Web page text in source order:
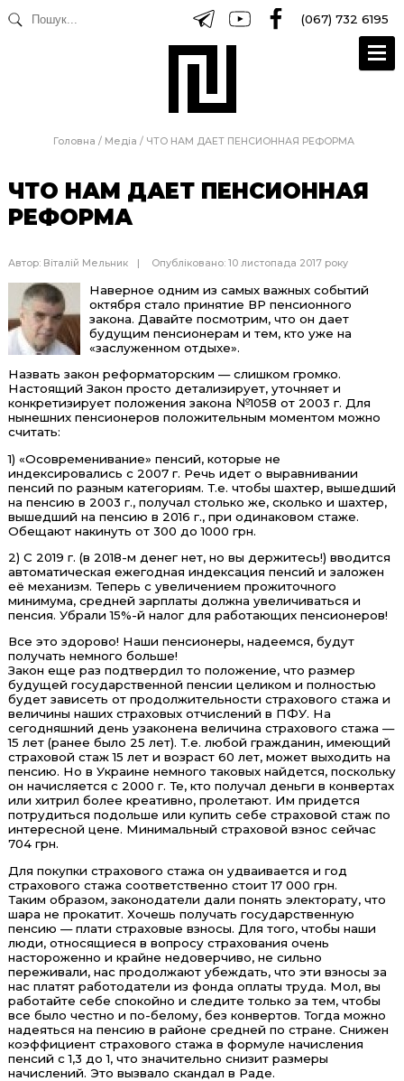
(067) 732 6195
Головна / Медіа / ЧТО НАМ ДАЕТ ПЕНСИОННАЯ РЕФОРМА
ЧТО НАМ ДАЕТ ПЕНСИОННАЯ
РЕФОРМА
Автор: Віталій Мельник Опубліковано: 10 листопада 2017 року
Наверное одним из самых важных событий
октября стало принятие ВР пенсионного
закона. Давайте посмотрим, что он дает
будущим пенсионерам и тем, кто уже на
«заслуженном отдыхе».
Назвать закон реформаторским — слишком громко.
Настоящий Закон просто детализирует, уточняет и
конкретизирует положения закона №1058 от 2003 г. Для
нынешних пенсионеров положительным моментом можно
считать:
1) «Осовременивание» пенсий, которые не
индексировались с 2007 г. Речь идет о выравнивании
пенсий по разным категориям. Т.е. чтобы шахтер, вышедший
на пенсию в 2003 г., получал столько же, сколько и шахтер,
вышедший на пенсию в 2016 г., при одинаковом стаже.
Обещают накинуть от 300 до 1000 грн.
2) С 2019 г. (в 2018-м денег нет, но вы держитесь!) вводится
автоматическая ежегодная индексация пенсий и заложен
её механизм. Теперь с увеличением прожиточного
минимума, средней зарплаты должна увеличиваться и
пенсия. Убрали 15%-й налог для работающих пенсионеров!
Все это здорово! Наши пенсионеры, надеемся, будут
получать немного больше!
Закон еще раз подтвердил то положение, что размер
будущей государственной пенсии целиком и полностью
будет зависеть от продолжительности страхового стажа и
величины наших страховых отчислений в ПФУ. На
сегодняшний день узаконена величина страхового стажа —
15 лет (ранее было 25 лет). Т.е. любой гражданин, имеющий
страховой стаж 15 лет и возраст 60 лет, может выходить на
пенсию. Но в Украине немного таковых найдется, поскольку
он начисляется с 2000 г. Те, кто получал деньги в конвертах
или хитрил более креативно, пролетают. Им придется
потрудиться подольше или купить себе страховой стаж по
интересной цене. Минимальный страховой взнос сейчас
704 грн.
Для покупки страхового стажа он удваивается и год
страхового стажа соответственно стоит 17 000 грн.
Таким образом, законодатели дали понять электорату, что
шара не прокатит. Хочешь получать государственную
пенсию — плати страховые взносы. Для того, чтобы наши
люди, относящиеся в вопросу страхования очень
настороженно и крайне недоверчиво, не сильно
переживали, нас продолжают убеждать, что эти взносы за
нас платят работодатели из фонда оплаты труда. Мол, вы
работайте себе спокойно и следите только за тем, чтобы
все было честно и по-белому, без конвертов. Тогда можно
надеяться на пенсию в районе средней по стране. Снижен
коэффициент страхового стажа в формуле начисления
пенсий с 1,3 до 1, что значительно снизит размеры
начислений. Это вызвало скандал в Раде.